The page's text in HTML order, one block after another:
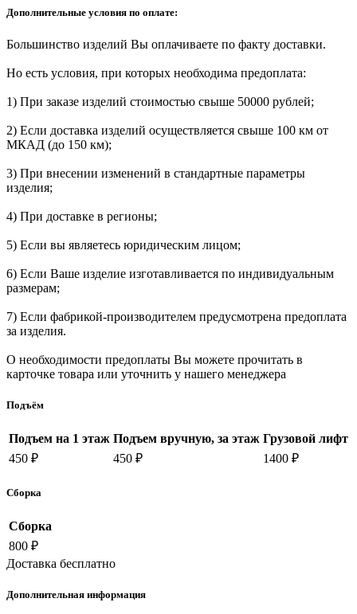
Дополнительные условия по оплате:
Большинство изделий Вы оплачиваете по факту доставки.
Но есть условия, при которых необходима предоплата:
1) При заказе изделий стоимостью свыше 50000 рублей;
2) Если доставка изделий осуществляется свыше 100 км от
МКАД (до 150 км);
3) При внесении изменений в стандартные параметры
изделия;
4) При доставке в регионы;
5) Если вы являетесь юридическим лицом;
6) Если Ваше изделие изготавливается по индивидуальным
размерам;
7) Если фабрикой-производителем предусмотрена предоплата
за изделия.
О необходимости предоплаты Вы можете прочитать в
карточке товара или уточнить у нашего менеджера
Подъём
Подъем на 1 этаж Подъем вручную, за этаж Грузовой лифт
450 ₽
450 ₽ 1400 ₽
Сборка
Сборка
800 ₽
Доставка бесплатно
Дополнительная информация